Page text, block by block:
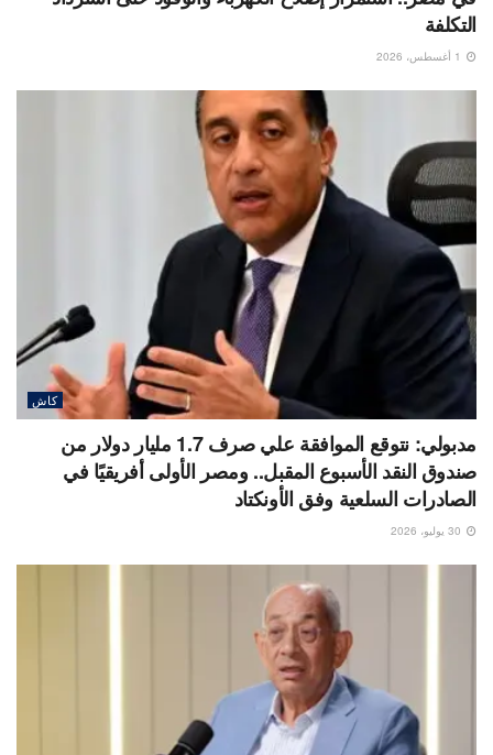
التكلفة
كاش
مدبولي: نتوقع الموافقة علي صرف 1.7 مليار دولار من
صندوق النقد الأسبوع المقبل.. ومصر الأولى أفريقيًا في
الصادرات السلعية وفق الأونكتاد